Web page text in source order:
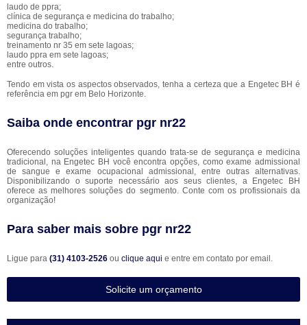
laudo de ppra;
clínica de segurança e medicina do trabalho;
medicina do trabalho;
segurança trabalho;
treinamento nr 35 em sete lagoas;
laudo ppra em sete lagoas;
entre outros.
Tendo em vista os aspectos observados, tenha a certeza que a Engetec BH é
referência em pgr em Belo Horizonte.
Saiba onde encontrar pgr nr22
Oferecendo soluções inteligentes quando trata-se de segurança e medicina
tradicional, na Engetec BH você encontra opções, como exame admissional
de sangue e exame ocupacional admissional, entre outras alternativas.
Disponibilizando o suporte necessário aos seus clientes, a Engetec BH
oferece as melhores soluções do segmento. Conte com os profissionais da
organização!
Para saber mais sobre pgr nr22
Ligue para (31) 4103-2526 ou clique aqui e entre em contato por email.
Solicite um orçamento